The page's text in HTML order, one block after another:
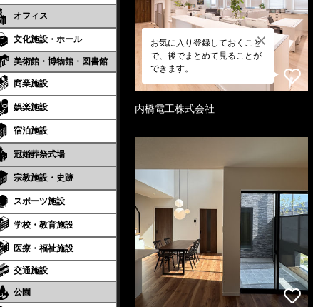
オフィス
文化施設・ホール
美術館・博物館・図書館
商業施設
娯楽施設
宿泊施設
冠婚葬祭式場
宗教施設・史跡
スポーツ施設
学校・教育施設
医療・福祉施設
交通施設
公園
お気に入り登録しておくこと
で、後でまとめて見ることが
できます。
内橋電工株式会社